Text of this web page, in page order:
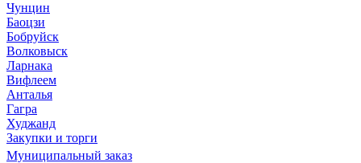
Чунцин
Баоцзи
Бобруйск
Волковыск
Ларнака
Вифлеем
Анталья
Гагра
Худжанд
Закупки и торги
Муниципальный заказ